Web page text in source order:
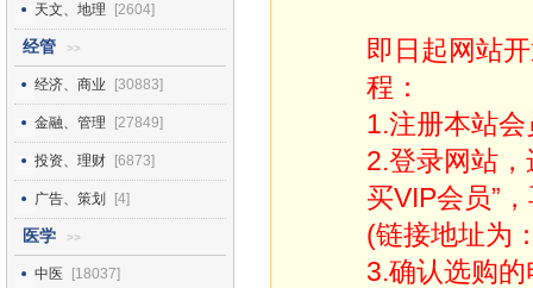
天文、地理 [2604]
经管 >>
经济、商业 [30883]
金融、管理 [27849]
投资、理财 [6873]
广告、策划 [4]
医学 >>
中医 [18037]
即日起网站
程：
1.注册本站会
2.登录网站，
买VIP会员”
(链接地址为
3.确认选购